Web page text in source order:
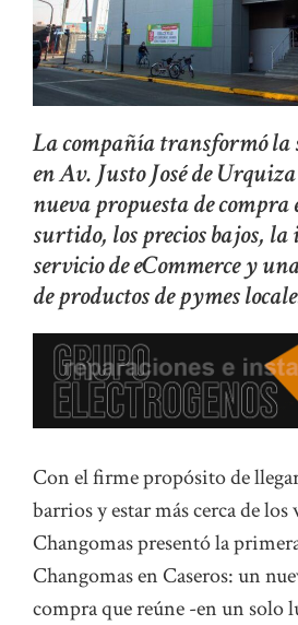
La compañía transformó la
en Av. Justo José de
nueva propuesta de compra
surtido, los precios bajos,
servicio de eCommerce y
de productos de pymes
Con el firme propósito de
barrios y estar más cerca de los
Changomas presentó la
Changomas en Caseros: un
compra que reúne -en un solo